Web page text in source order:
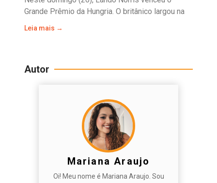
Grande Prêmio da Hungria. O britânico largou na
Leia mais →
Autor
Mariana Araujo
Oi! Meu nome é Mariana Araujo. Sou